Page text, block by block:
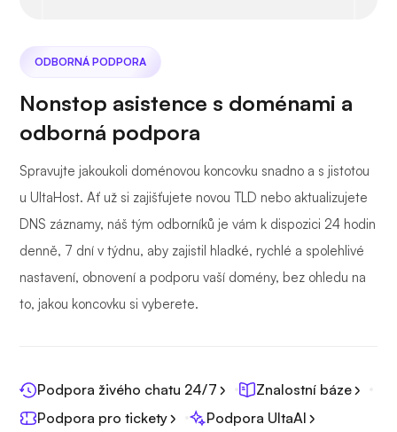
ODBORNÁ PODPORA
Nonstop asistence s doménami a
odborná podpora
Spravujte jakoukoli doménovou koncovku snadno a s jistotou
u UltaHost. Ať už si zajišťujete novou TLD nebo aktualizujete
DNS záznamy, náš tým odborníků je vám k dispozici 24 hodin
denně, 7 dní v týdnu, aby zajistil hladké, rychlé a spolehlivé
nastavení, obnovení a podporu vaší domény, bez ohledu na
to, jakou koncovku si vyberete.
Podpora živého chatu 24/7
Znalostní báze
Podpora pro tickety
Podpora UltaAI